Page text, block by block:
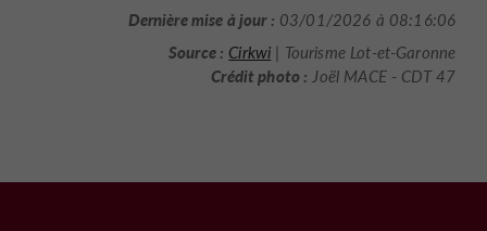
Dernière mise à jour : 03/01/2026 à 08:16:06
Source : Cirkwi | Tourisme Lot-et-Garonne
Crédit photo : Joël MACE - CDT 47